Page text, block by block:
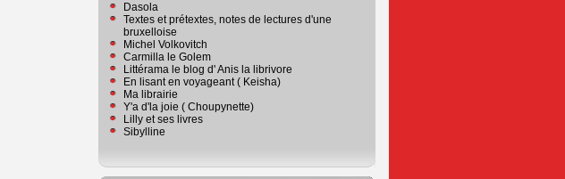
Dasola
Textes et prétextes, notes de lectures d'une
bruxelloise
Michel Volkovitch
Carmilla le Golem
Littérama le blog d' Anis la librivore
En lisant en voyageant ( Keisha)
Ma librairie
Y'a d'la joie ( Choupynette)
Lilly et ses livres
Sibylline